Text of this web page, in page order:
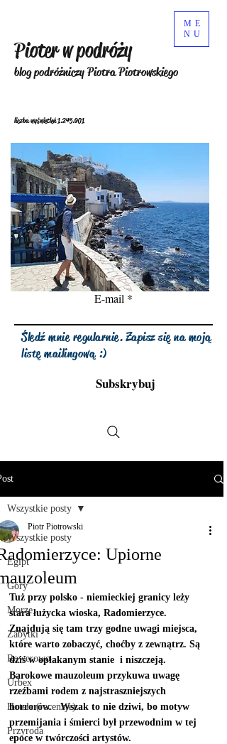
ME
NU
Pioter w podróży
blog podróżniczy Piotra Piotrowskiego
liczba wyświetleń1.245.901
E-mail
Śledź mnie regularnie. Zapisz się na moją
listę mailingową :)
Subskrybuj
Wszystkie posty
Egipt
Góry
Morze
Zabytki
Rowerowo
Urbex
Hotele (recenzje)
Przyroda
Wszystkie posty
Upiorne
Piotr Piotrowski
Tuż przy polsko - niemieckiej granicy leży
stara łużycka wioska, Radomierzyce.
Znajdują się tam trzy godne uwagi miejsca,
które warto zobaczyć, choćby z zewnątrz. Są
dziś w opłakanym stanie  i niszczeją.
Barokowe mauzoleum przykuwa uwagę
rzeźbami rodem z najstraszniejszych
horrorów.   Wszak to nie dziwi, bo motyw
przemijania i śmierci był przewodnim w tej
epoce w twórczości artystów.